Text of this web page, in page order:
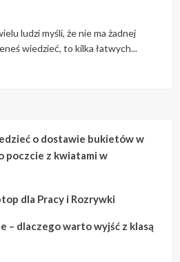
ludzi myśli, że nie ma żadnej
wiedzieć, to kilka łatwych...
o dostawie bukietów w
poczcie z kwiatami w
dla Pracy i Rozrywki
– dlaczego warto wyjść z klasą